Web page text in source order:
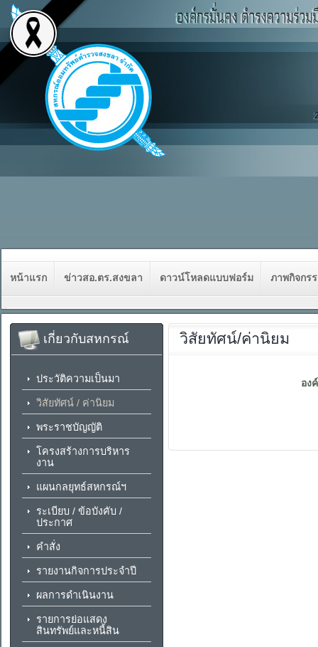
หน้าแรก ข่าวสอ.ตร.สงขลา ดาวน์โหลดแบบฟอร์ม ภาพกิจกร
วิสัยทัศน์/ค่านิยม
อง
เกี่ยวกับสหกรณ์
ประวัติความเป็นมา
วิสัยทัศน์ / ค่านิยม
พระราชบัญญัติ
โครงสร้างการบริหาร
งาน
แผนกลยุทธ์สหกรณ์ฯ
ระเบียบ / ข้อบังคับ /
ประกาศ
คำสั่ง
รายงานกิจการประจำปี
ผลการดำเนินงาน
รายการย่อแสดง
สินทรัพย์และหนี้สิน